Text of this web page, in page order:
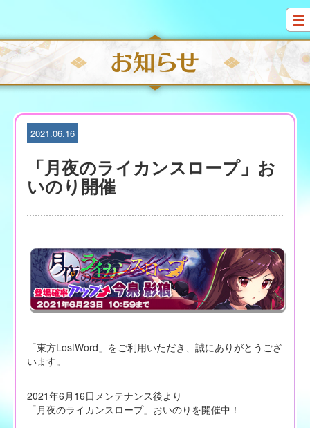
i
p
t
o
c
2021.06.16
「月夜のライカンスロープ」お
いのり開催
「東方LostWord」をご利用いただき、誠にありがとうござ
います。
2021年6月16日メンテナンス後より
「月夜のライカンスロープ」おいのりを開催中！